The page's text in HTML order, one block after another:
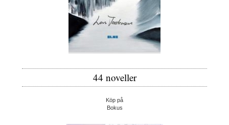
44 noveller
Köp på
Bokus